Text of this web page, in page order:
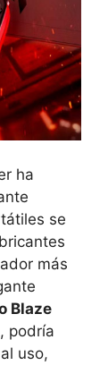
ha
se
más
Blaze
podría
uso,